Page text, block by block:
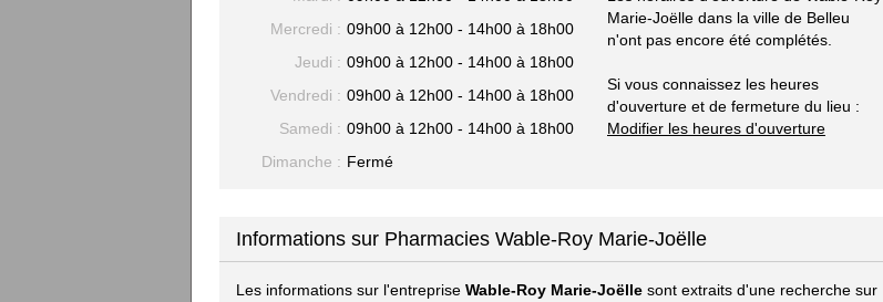
Mercredi : 09h00 à 12h00 - 14h00 à 18h00
Jeudi : 09h00 à 12h00 - 14h00 à 18h00
Vendredi : 09h00 à 12h00 - 14h00 à 18h00
Samedi : 09h00 à 12h00 - 14h00 à 18h00
Dimanche : Fermé
Marie-Joëlle dans la ville de Belleu
n'ont pas encore été complétés.
Si vous connaissez les heures
d'ouverture et de fermeture du lieu :
Modifier les heures d'ouverture
Informations sur Pharmacies Wable-Roy Marie-Joëlle
Les informations sur l'entreprise Wable-Roy Marie-Joëlle sont extraits d'une recherche sur